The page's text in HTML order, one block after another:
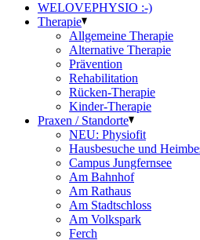
WELOVEPHYSIO :-)
Therapie
Allgemeine Therapie
Alternative Therapie
Prävention
Rehabilitation
Rücken-Therapie
Kinder-Therapie
Praxen / Standorte
NEU: Physiofit
Hausbesuche und
Campus Jungfernsee
Am Bahnhof
Am Rathaus
Am Stadtschloss
Am Volkspark
Ferch